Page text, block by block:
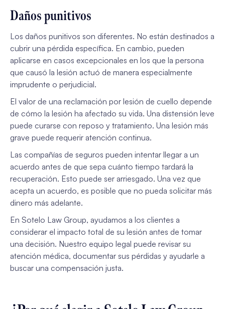
Daños punitivos
Los daños punitivos son diferentes. No están destinados a
cubrir una pérdida específica. En cambio, pueden
aplicarse en casos excepcionales en los que la persona
que causó la lesión actuó de manera especialmente
imprudente o perjudicial.
El valor de una reclamación por lesión de cuello depende
de cómo la lesión ha afectado su vida. Una distensión leve
puede curarse con reposo y tratamiento. Una lesión más
grave puede requerir atención continua.
Las compañías de seguros pueden intentar llegar a un
acuerdo antes de que sepa cuánto tiempo tardará la
recuperación. Esto puede ser arriesgado. Una vez que
acepta un acuerdo, es posible que no pueda solicitar más
dinero más adelante.
En Sotelo Law Group, ayudamos a los clientes a
considerar el impacto total de su lesión antes de tomar
una decisión. Nuestro equipo legal puede revisar su
atención médica, documentar sus pérdidas y ayudarle a
buscar una compensación justa.